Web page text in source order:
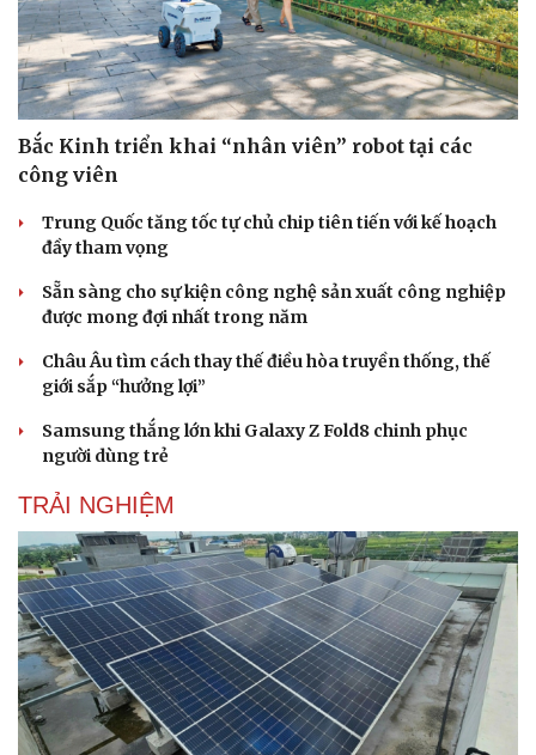
Bắc Kinh triển khai “nhân viên” robot tại các
công viên
Trung Quốc tăng tốc tự chủ chip tiên tiến với kế hoạch
đầy tham vọng
Sẵn sàng cho sự kiện công nghệ sản xuất công nghiệp
được mong đợi nhất trong năm
Châu Âu tìm cách thay thế điều hòa truyền thống, thế
giới sắp “hưởng lợi”
Samsung thắng lớn khi Galaxy Z Fold8 chinh phục
người dùng trẻ
TRẢI NGHIỆM